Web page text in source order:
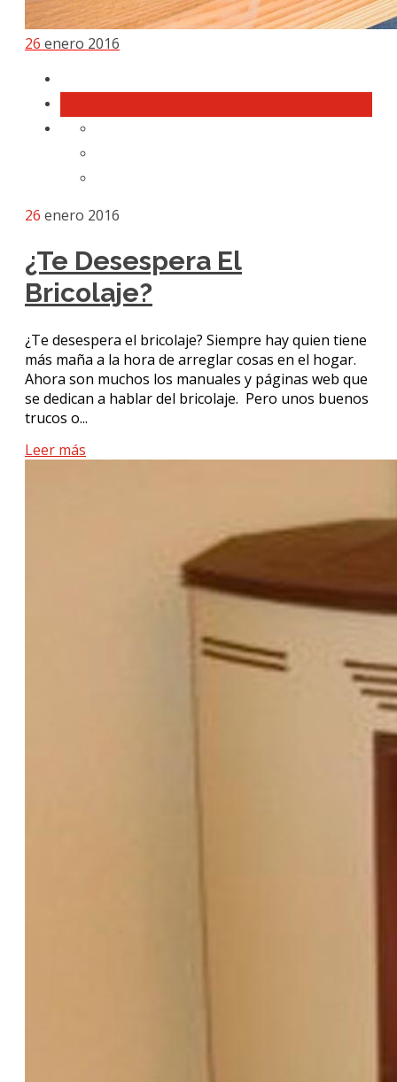
26 enero 2016
26 enero 2016
¿Te Desespera El
Bricolaje?
¿Te desespera el bricolaje? Siempre hay quien tiene
más maña a la hora de arreglar cosas en el hogar.
Ahora son muchos los manuales y páginas web que
se dedican a hablar del bricolaje. Pero unos buenos
trucos o...
Leer más